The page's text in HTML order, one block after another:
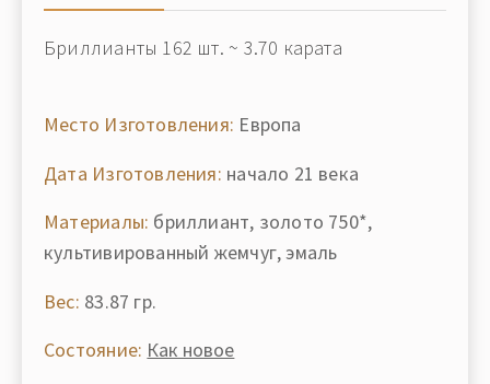
Бриллианты 162 шт. ~ 3.70 карата
Место Изготовления: Европа
Дата Изготовления: начало 21 века
Материалы: бриллиант, золото 750*,
культивированный жемчуг, эмаль
Вес: 83.87 гр.
Состояние: Как новое